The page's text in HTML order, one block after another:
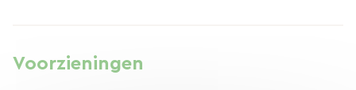
Voorzieningen